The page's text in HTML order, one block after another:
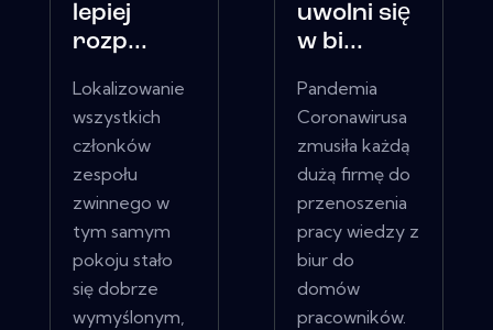
lepiej
rozp...
Lokalizowanie
wszystkich
członków
zespołu
zwinnego w
tym samym
pokoju stało
się dobrze
wymyślonym,
uwolni się
w bi...
Pandemia
Coronawirusa
zmusiła każdą
dużą firmę do
przenoszenia
pracy wiedzy z
biur do
domów
pracowników.